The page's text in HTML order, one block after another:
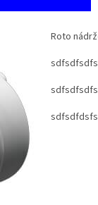
Roto